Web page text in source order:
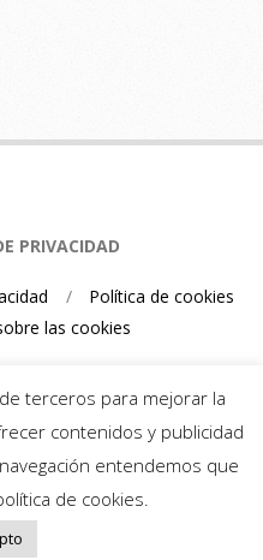
PRIVACIDAD
Política de cookies
las cookies
Blog 2026
terceros para mejorar la
contenidos y publicidad
entendemos que
de cookies.